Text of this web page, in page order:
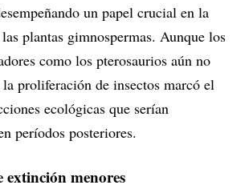
un papel crucial en la
plantas gimnospermas. Aunque los
como los pterosaurios aún no
proliferación de insectos marcó el
ecológicas que serían
períodos posteriores.
extinción menores